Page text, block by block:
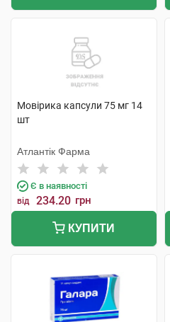
Мовірика капсули 75 мг 14
шт
Атлантік Фарма
Є в наявності
від 234.20 грн
КУПИТИ